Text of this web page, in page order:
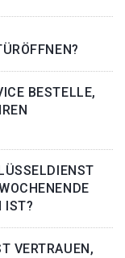
BESTELLE,
IST?
VERTRAUEN,